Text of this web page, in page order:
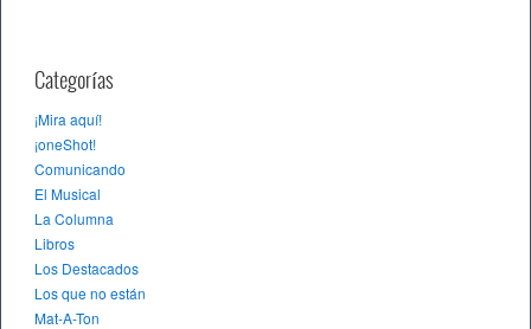
Categorías
¡Mira aquí!
¡oneShot!
Comunicando
El Musical
La Columna
Libros
Los Destacados
Los que no están
Mat-A-Ton